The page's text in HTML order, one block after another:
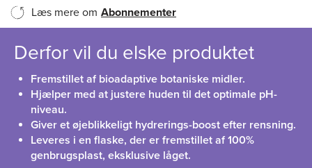
Læs mere om Abonnementer
Derfor vil du elske produktet
Fremstillet af bioadaptive botaniske midler.
Hjælper med at justere huden til det optimale pH-
niveau.
Giver et øjeblikkeligt hydrerings-boost efter rensning.
Leveres i en flaske, der er fremstillet af 100%
genbrugsplast, eksklusive låget.